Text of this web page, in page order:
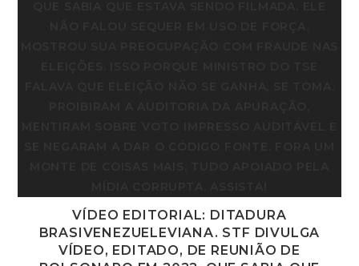
VÍDEO EDITORIAL: DITADURA
BRASIVENEZUELEVIANA. STF DIVULGA
VÍDEO, EDITADO, DE REUNIÃO DE